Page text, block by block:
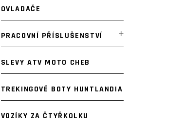
OVLADAČE
PRACOVNÍ PŘÍSLUŠENSTVÍ
SLEVY ATV MOTO CHEB
TREKINGOVÉ BOTY HUNTLANDIA
VOZÍKY ZA ČTYŘKOLKU